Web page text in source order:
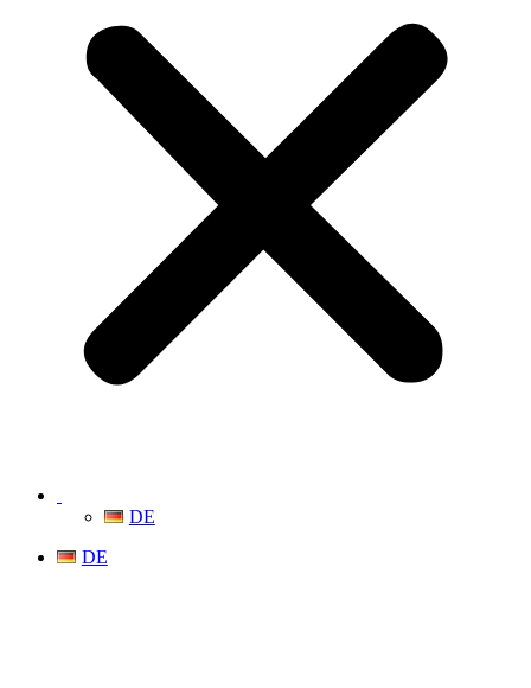
DE
DE